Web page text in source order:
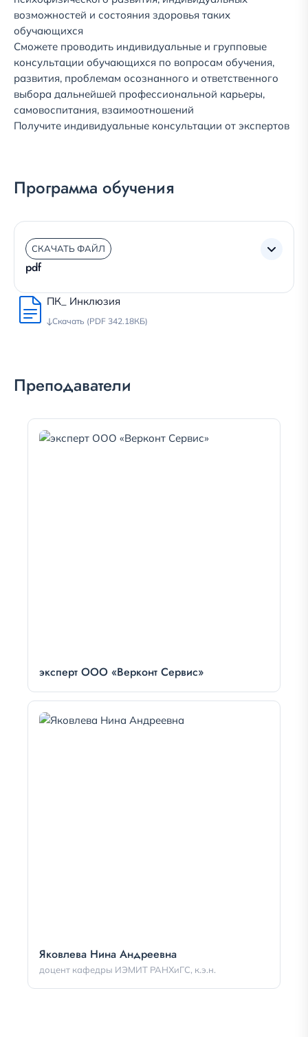
возможностей и состояния здоровья таких
обучающихся
Сможете проводить индивидуальные и групповые
консультации обучающихся по вопросам обучения,
развития, проблемам осознанного и ответственного
выбора дальнейшей профессиональной карьеры,
самовоспитания, взаимоотношений
Получите индивидуальные консультации от экспертов
Программа обучения
СКАЧАТЬ ФАЙЛ
pdf
ПК_ Инклюзия
Скачать (PDF 342.18КБ)
Преподаватели
эксперт ООО «Верконт Сервис»
Яковлева Нина Андреевна
доцент кафедры ИЭМИТ РАНХиГС, к.э.н.